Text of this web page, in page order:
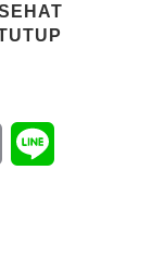
Email